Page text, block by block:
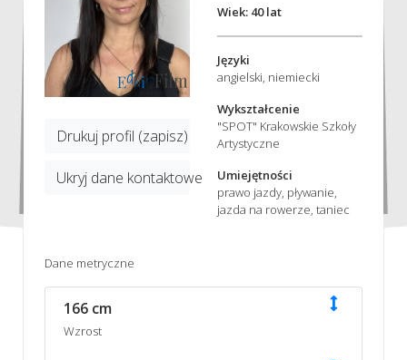
Drukuj profil (zapisz)
Ukryj dane kontaktowe
Wiek: 40 lat
Języki
angielski, niemiecki
Wykształcenie
"SPOT" Krakowskie Szkoły
Artystyczne
Umiejętności
prawo jazdy, pływanie,
jazda na rowerze, taniec
Dane metryczne
166 cm
Wzrost